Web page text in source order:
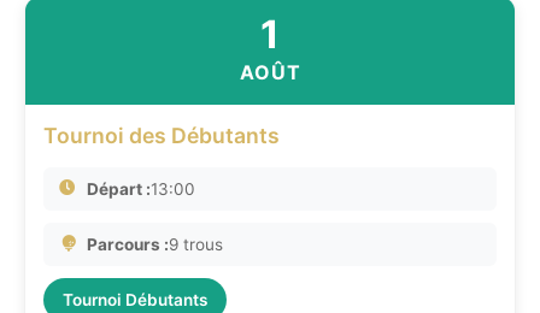
1
AOÛT
Tournoi des Débutants
Départ :13:00
Parcours :9 trous
Tournoi Débutants